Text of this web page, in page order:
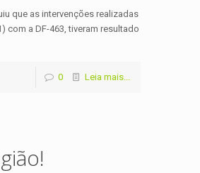
que as intervenções realizadas
com a DF-463, tiveram resultado
0 Leia mais...